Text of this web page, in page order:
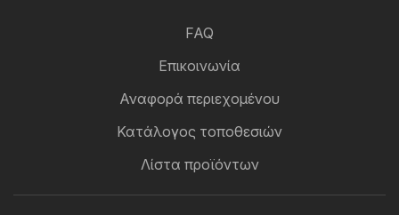
FAQ
Επικοινωνία
Αναφορά περιεχομένου
Κατάλογος τοποθεσιών
Λίστα προϊόντων